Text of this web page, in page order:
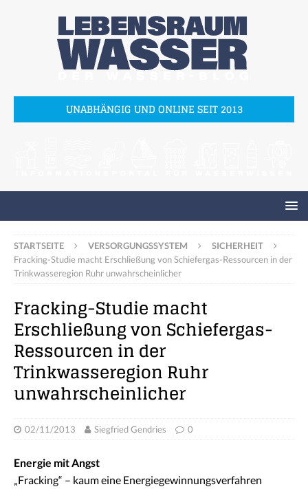
UNABHÄNGIG UND ONLINE SEIT 2013
STARTSEITE VERSORGUNGSSYSTEM
SICHERHEIT
Fracking-Studie macht Erschließung von Schiefergas-Ressourcen in der
Trinkwasseregion Ruhr unwahrscheinlicher
Fracking-Studie macht
Erschließung von Schiefergas-
Ressourcen in der
Trinkwasseregion Ruhr
unwahrscheinlicher
02/11/2013 Siegfried Gendries 0
Energie mit Angst
„Fracking“ – kaum eine Energiegewinnungsverfahren